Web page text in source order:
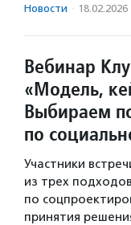
Новости · 18.02.2026
Вебинар
«Модель,
Выбираем
по
Участники
из трех
по
принятия